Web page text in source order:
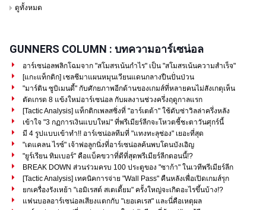
GUNNERS COLUMN : บทความอาร์เซน่อล
อาร์เซน่อลพลิกโฉมจาก "สโมสรเน้นกำไร" เป็น "สโมสรเน้นความสำเร็จ"
[แกะแท็กติก] เชลชีมาแผนหมุนเวียนแดนกลางปืนปั่นป่วน
"มาร์ติน ซูบิเมนดี้" กับศักยภาพอีกด้านของเกมส์ที่หลายคนไม่สังเกตุเห็น
ตัดเกรด 8 แข้งใหม่อาร์เซน่อล กับผลงานช่วงครึ่งฤดูกาลแรก
[Tactic Analysis] แท็กติกเพลสซิ่งที่ "อาร์เตต้า" ใช้ดับซ่าวิลล่าครึ่งหลัง
เข้าใจ "3 กฏการเงินแบบใหม่" ที่พรีเมียร์ลีกจะโหวตชี้ชะตาวันศุกร์นี้
มี 4 รูปแบบเข้าทำ!! อาร์เซน่อลทีมที่ "แทงทะลุช่อง" เยอะที่สุด
"เดแคลน ไรซ์" เจ้าพ่อลูกนิ่งที่อาร์เซน่อลค้นพบโดนบังเอิญ
"ยูร์เรียน ทิมเบอร์" คือแบ็คขวาที่ดีที่สุดพรีเมียร์ลีกตอนนี้!?
BREAK DOWN ส่วนร่วมครบ 100 ประตูของ "ซาก้า" ในเวทีพรีเมียร์ลีก
[Tactic Analysis] เทคนิคการจ่าย "Wall Pass" คืนหลังเพื่อเปิดเกมส์รุก
ยกเครื่องรังเหย้า "เอมิเรสต์ สเตเดี้ยม" ครั้งใหญ่จะเกิดอะไรขึ้นบ้าง!?
แฟนบอลอาร์เซน่อลเสียงแตกกับ "เยอเคเรส" และนี่คือเหตุผล